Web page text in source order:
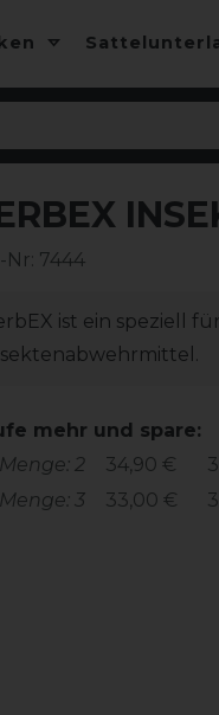
Nr: 7444
ist ein speziell
mehr und spare:
2
34,90 €
3
33,00 €